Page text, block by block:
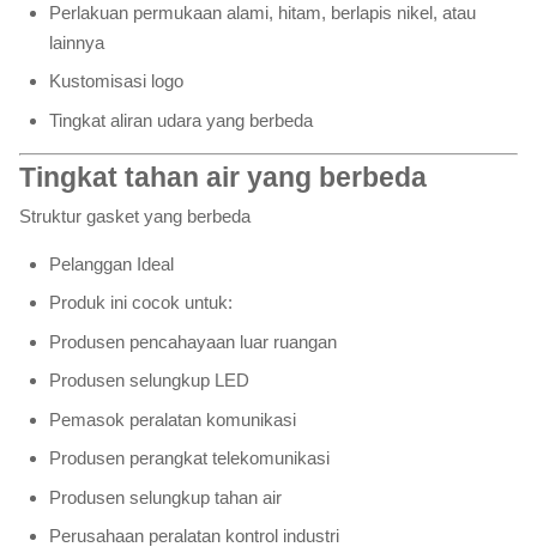
Perlakuan permukaan alami, hitam, berlapis nikel, atau
lainnya
Kustomisasi logo
Tingkat aliran udara yang berbeda
Tingkat tahan air yang berbeda
Struktur gasket yang berbeda
Pelanggan Ideal
Produk ini cocok untuk:
Produsen pencahayaan luar ruangan
Produsen selungkup LED
Pemasok peralatan komunikasi
Produsen perangkat telekomunikasi
Produsen selungkup tahan air
Perusahaan peralatan kontrol industri